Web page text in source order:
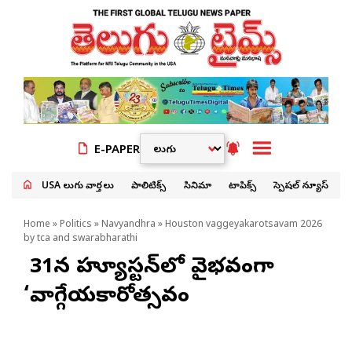
E-PAPER
USA తెలుగు వార్తలు పాలిటిక్స్ సినిమా టాపిక్స్ స్పెషల్ న్యూస్
Home » Politics » Navyandhra » Houston vaggeyakarotsavam 2026
by tca and swarabharathi
మే 31న హ్యూస్టన్‌లో వైభవంగా
‘వాగ్గేయకారోత్సవం